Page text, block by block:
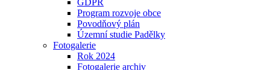
GDPR
Program rozvoje obce
Povodňový plán
Územní studie Padělky
Fotogalerie
Rok 2024
Fotogalerie archiv